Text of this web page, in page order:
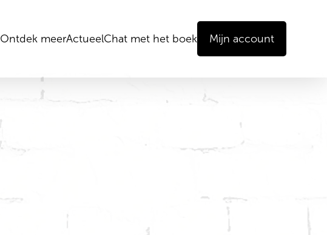
Ontdek meerActueelChat met het boek Mijn account